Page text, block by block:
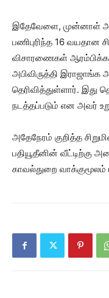
இதேவேளை, முன்னாள்
பணிபுரிந்த 16 வயதான
விசாரணைகள்
அபிவிருத்தி இராஜாங்க
தெரிவித்துள்ளார். இது
நடத்தப்படும் என அவர்
அதேநேரம் குறித்த
பதியூதீனின் வீட்டிற்கு
காவல்துறை வாக்குமூலம்